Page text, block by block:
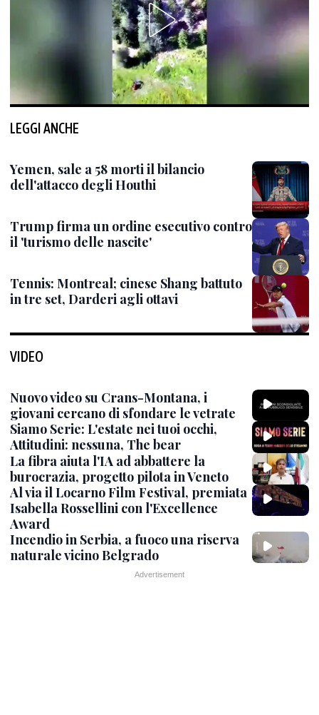
LEGGI ANCHE
Yemen, sale a 58 morti il bilancio
dell'attacco degli Houthi
Trump firma un ordine esecutivo contro
il 'turismo delle nascite'
Tennis: Montreal; cinese Shang battuto
in tre set, Darderi agli ottavi
VIDEO
Nuovo video su Crans-Montana, i
giovani cercano di sfondare le vetrate
Siamo Serie: L'estate nei tuoi occhi,
Attitudini: nessuna, The bear
La fibra aiuta l'IA ad abbattere la
burocrazia, progetto pilota in Veneto
Al via il Locarno Film Festival, premiata
Isabella Rossellini con l'Excellence
Award
Incendio in Serbia, a fuoco una riserva
naturale vicino Belgrado